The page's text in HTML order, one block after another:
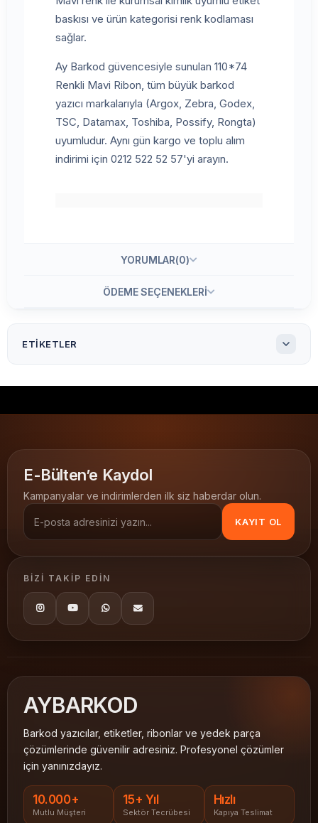
baskısı ve ürün kategorisi renk kodlaması
sağlar.
Ay Barkod güvencesiyle sunulan 110*74
Renkli Mavi Ribon, tüm büyük barkod
yazıcı markalarıyla (Argox, Zebra, Godex,
TSC, Datamax, Toshiba, Possify, Rongta)
uyumludur. Aynı gün kargo ve toplu alım
indirimi için 0212 522 52 57'yi arayın.
YORUMLAR(0)
ÖDEME SEÇENEKLERI
ETIKETLER
Renkli Mavi Wax Ribon
barkod yazıcı ribonu
E-Bülten’e Kaydol
Kampanyalar ve indirimlerden ilk siz haberdar olun.
KAYIT OL
BIZI TAKIP EDIN
AYBARKOD
Barkod yazıcılar, etiketler, ribonlar ve yedek parça
çözümlerinde güvenilir adresiniz. Profesyonel çözümler
için yanınızdayız.
10.000+
Mutlu Müşteri
15+ Yıl
Sektör Tecrübesi
Hızlı
Kapıya Teslimat